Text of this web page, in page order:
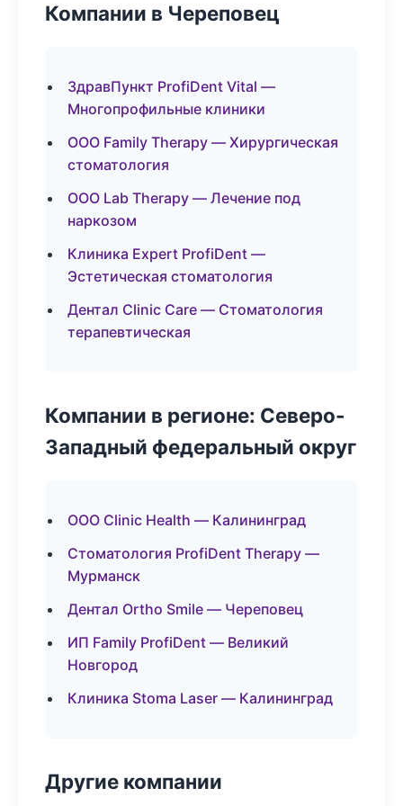
Компании в Череповец
ЗдравПункт ProfiDent Vital —
Многопрофильные клиники
ООО Family Therapy — Хирургическая
стоматология
ООО Lab Therapy — Лечение под
наркозом
Клиника Expert ProfiDent —
Эстетическая стоматология
Дентал Clinic Care — Стоматология
терапевтическая
Компании в регионе: Северо-
Западный федеральный округ
ООО Clinic Health — Калининград
Стоматология ProfiDent Therapy —
Мурманск
Дентал Ortho Smile — Череповец
ИП Family ProfiDent — Великий
Новгород
Клиника Stoma Laser — Калининград
Другие компании